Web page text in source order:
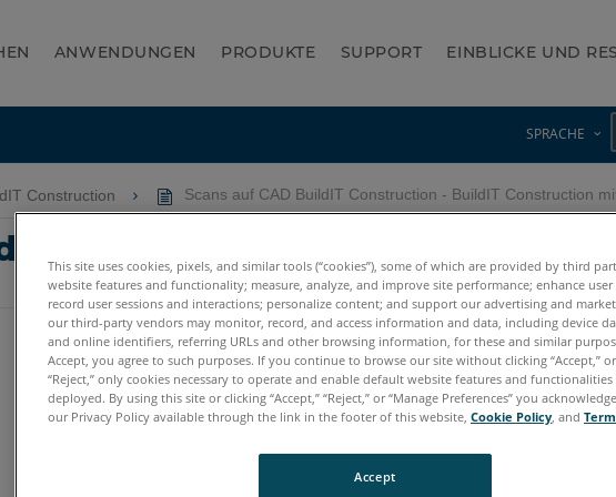
ANWENDUNGEN PRODUKTE SUPPORT EINBLICKE UND
SPRACHE
Construction Scans auf CAD BuildIT Construction - BuildIT Construction
Construction - BuildIT
This site uses cookies, pixels, and similar tools (“cookies”), some of which are provided by third
website features and functionality; measure, analyze, and improve site performance; enhance user
record user sessions and interactions; personalize content; and support our advertising and
our third-party vendors may monitor, record, and access information and data, including device
and online identifiers, referring URLs and other browsing information, for these and similar
Accept, you agree to such purposes. If you continue to browse our site without clicking “Accept,”
“Reject,” only cookies necessary to operate and enable default website features and
deployed. By using this site or clicking “Accept,” “Reject,” or “Manage Preferences” you
our Privacy Policy available through the link in the footer of this website, Cookie Policy, and
Accept